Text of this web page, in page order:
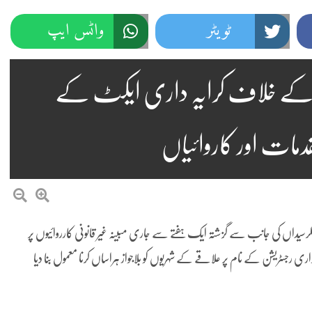
ٹویٹر واٹس ایپ
کے خلاف کرایہ داری ایکٹ کے
اور کاروائیاں
کی جانب سے گزشتہ ایک ہفتے سے جاری مبینہ غیر قانونی کارروائیوں پر
رجسٹریشن کے نام پر علاقے کے شہریوں کو بلاجواز ہراساں کرنا معمول بنا دیا